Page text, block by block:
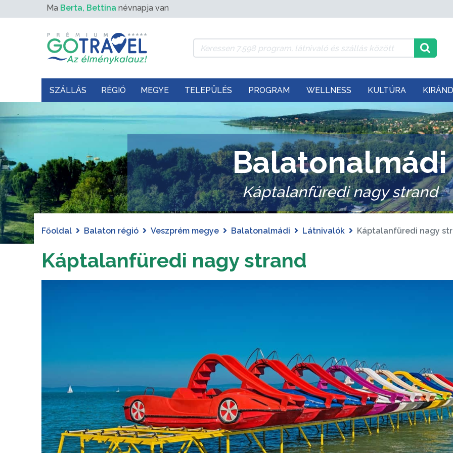
Ma Berta, Bettina névnapja van
SZÁLLÁS RÉGIÓ MEGYE TELEPÜLÉS PROGRAM WELLNESS KULTÚRA
Balatonalmádi
Káptalanfüredi nagy strand
Főoldal Balaton régió Veszprém megye Balatonalmádi Látnivalók Káptalanfüredi nagy
Káptalanfüredi nagy strand